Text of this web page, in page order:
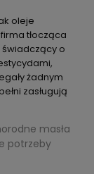
oleje
tłocząca
o
żadnym
zasługują
masła
potrzeby